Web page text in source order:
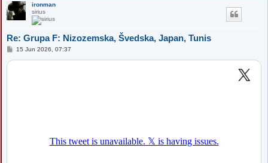
ironman
sirius
Re: Grupa F: Nizozemska, Švedska, Japan, Tunis
P15 Jun 2026, 07:37